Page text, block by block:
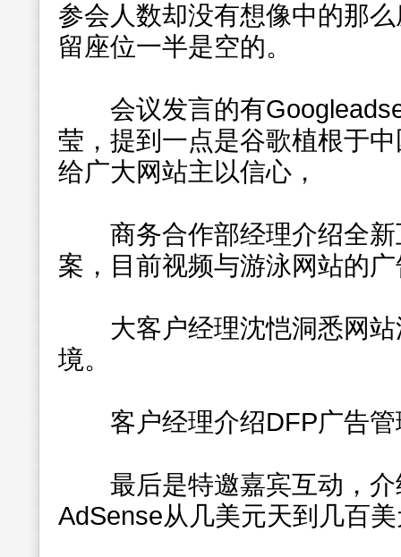
参会人数却没有想像中的那
留座位一半是空的。
会议发言的有
莹，提到一点是谷歌植根于
给广大网站主以信心，
商务合作部经理介绍全新
案，目前视频与游泳网站的
大客户经理沈恺洞悉网站
境。
客户经理介绍DFP广告管
最后是特邀嘉宾互动，介
AdSense从几美元天到几百